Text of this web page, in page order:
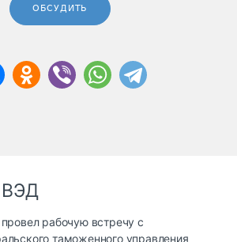
ОБСУДИТЬ
ВЭД
рабочую встречу с
таможенного управления